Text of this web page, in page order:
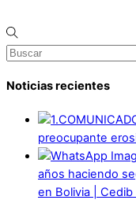
Noticias recientes
preocupante
años haciendo
en Bolivia |